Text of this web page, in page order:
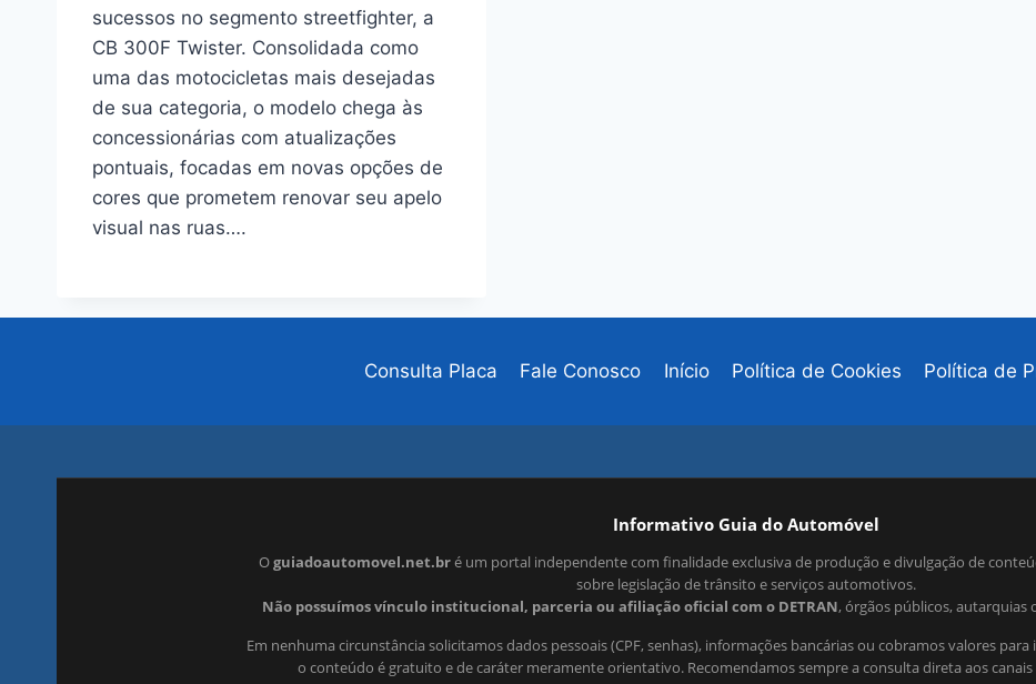
sucessos no segmento streetfighter, a
CB 300F Twister. Consolidada como
uma das motocicletas mais desejadas
de sua categoria, o modelo chega às
concessionárias com atualizações
pontuais, focadas em novas opções de
cores que prometem renovar seu apelo
visual nas ruas….
Consulta Placa Fale Conosco Início Política de Cookies Política de
Informativo Guia do Automóvel
Oguiadoautomovel.net.bré um portal independente com finalidade exclusiva de produção e divulgação de
sobre legislação de trânsito e serviços automotivos.
Não possuímos vínculo institucional, parceria ou afiliação oficial com o DETRAN, órgãos públicos, autarquias
Em nenhuma circunstância solicitamos dados pessoais (CPF, senhas), informações bancárias ou cobramos valores
o conteúdo é gratuito e de caráter meramente orientativo. Recomendamos sempre a consulta direta aos